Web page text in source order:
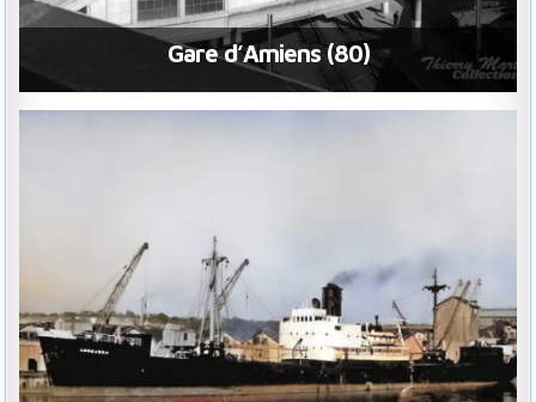
Gare d’Amiens (80)